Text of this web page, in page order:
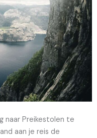
naar Preikestolen te
aan je reis de